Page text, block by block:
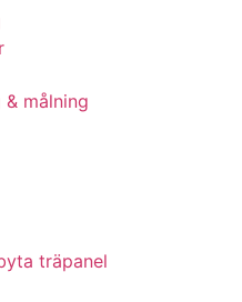
målning
träpanel